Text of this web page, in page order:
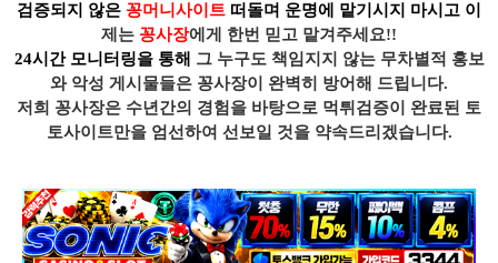
검증되지 않은 꽁머니사이트 떠돌며 운명에 맡기시지 마시고 이
제는 꽁사장에게 한번 믿고 맡겨주세요!!
24시간 모니터링을 통해 그 누구도 책임지지 않는 무차별적 홍보
와 악성 게시물들은 꽁사장이 완벽히 방어해 드립니다.
저희 꽁사장은 수년간의 경험을 바탕으로 먹튀 검증이
완료된 토
토사이트만을 엄선하여 선보일 것을 약속드리겠습니다.